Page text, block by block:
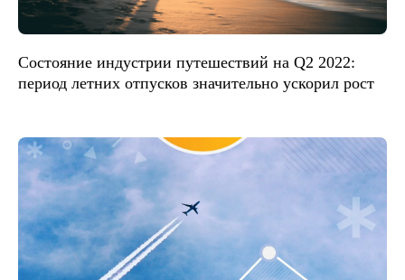
Состояние индустрии путешествий на Q2 2022:
период летних отпусков значительно ускорил рост